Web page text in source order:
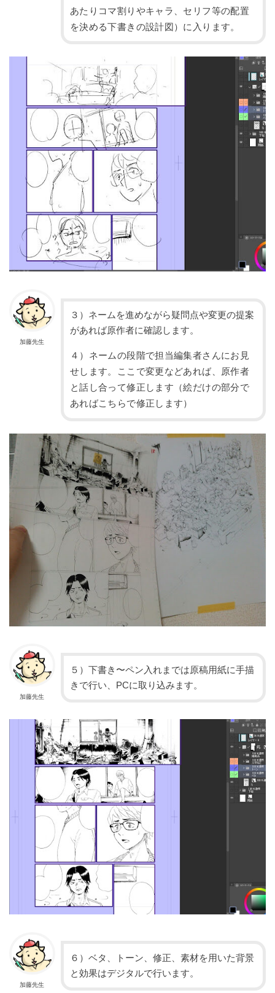
あたりコマ割りやキャラ、セリフ等の配置
を決める下書きの設計図）に入ります。
加藤先生
３）ネームを進めながら疑問点や変更の提案
があれば原作者に確認します。
４）ネームの段階で担当編集者さんにお見
せします。ここで変更などあれば、原作者
と話し合って修正します（絵だけの部分で
あればこちらで修正します）
加藤先生
５）下書き〜ペン入れまでは原稿用紙に手描
きで行い、PCに取り込みます。
加藤先生
６）ベタ、トーン、修正、素材を用いた背景
と効果はデジタルで行います。